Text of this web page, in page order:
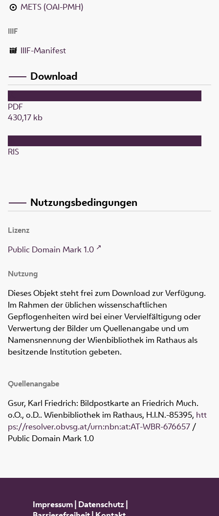
METS (OAI-PMH)
IIIF
IIIF-Manifest
Download
PDF
430,17 kb
RIS
Nutzungsbedingungen
Lizenz
Public Domain Mark 1.0
Nutzung
Dieses Objekt steht frei zum Download zur Verfügung.
Im Rahmen der üblichen wissenschaftlichen
Gepflogenheiten wird bei einer Vervielfältigung oder
Verwertung der Bilder um Quellenangabe und um
Namensnennung der Wienbibliothek im Rathaus als
besitzende Institution gebeten.
Quellenangabe
Gsur, Karl Friedrich: Bildpostkarte an Friedrich Much.
o.O., o.D.. Wienbibliothek im Rathaus, H.I.N.-85395, htt
ps://resolver.obvsg.at/urn:nbn:at:AT-WBR-676657 /
Public Domain Mark 1.0
Impressum| Datenschutz|